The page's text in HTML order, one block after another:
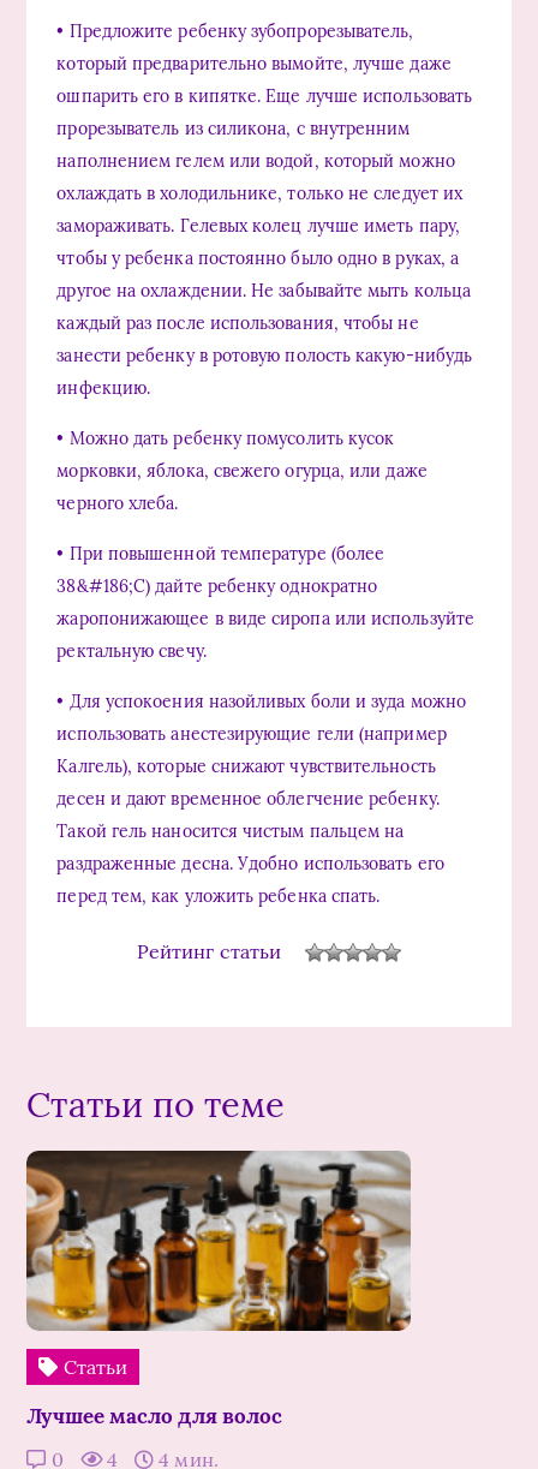
• Предложите ребенку зубопрорезыватель,
который предварительно вымойте, лучше даже
ошпарить его в кипятке. Еще лучше использовать
прорезыватель из силикона, с внутренним
наполнением гелем или водой, который можно
охлаждать в холодильнике, только не следует их
замораживать. Гелевых колец лучше иметь пару,
чтобы у ребенка постоянно было одно в руках, а
другое на охлаждении. Не забывайте мыть кольца
каждый раз после использования, чтобы не
занести ребенку в ротовую полость какую-нибудь
инфекцию.
• Можно дать ребенку помусолить кусок
морковки, яблока, свежего огурца, или даже
черного хлеба.
• При повышенной температуре (более
38&#186;С) дайте ребенку однократно
жаропонижающее в виде сиропа или используйте
ректальную свечу.
• Для успокоения назойливых боли и зуда можно
использовать анестезирующие гели (например
Калгель), которые снижают чувствительность
десен и дают временное облегчение ребенку.
Такой гель наносится чистым пальцем на
раздраженные десна. Удобно использовать его
перед тем, как уложить ребенка спать.
Рейтинг статьи
Статьи по теме
Статьи
Лучшее масло для волос
0 4 4 мин.